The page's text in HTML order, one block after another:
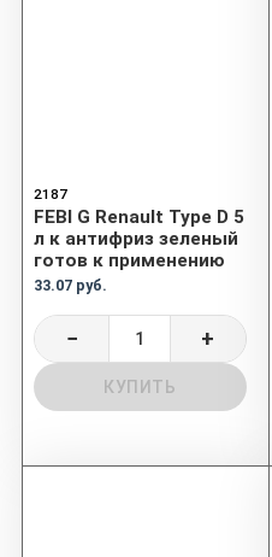
2187
FEBI G Renault Type D 5
л к антифриз зеленый
готов к применению
33.07 руб.
− +
КУПИТЬ